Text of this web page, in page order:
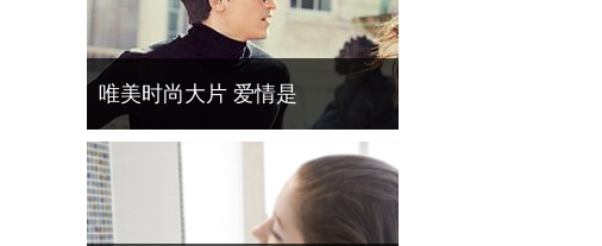
唯美时尚大片 爱情是
经典爱情主题时尚大片——从邂逅，到坠入爱
河，再到相濡以沫抑或相忘于江湖，爱情中的
每个阶段在这些组时尚大片中得以尽现。